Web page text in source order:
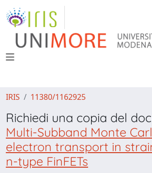
IRIS 11380/1162925
Richiedi una copia del
Multi-Subband Monte
electron transport in
n-type FinFETs